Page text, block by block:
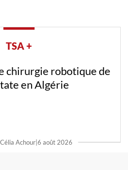
TSA +
chirurgie robotique de
en Algérie
Achour| 6 août 2026